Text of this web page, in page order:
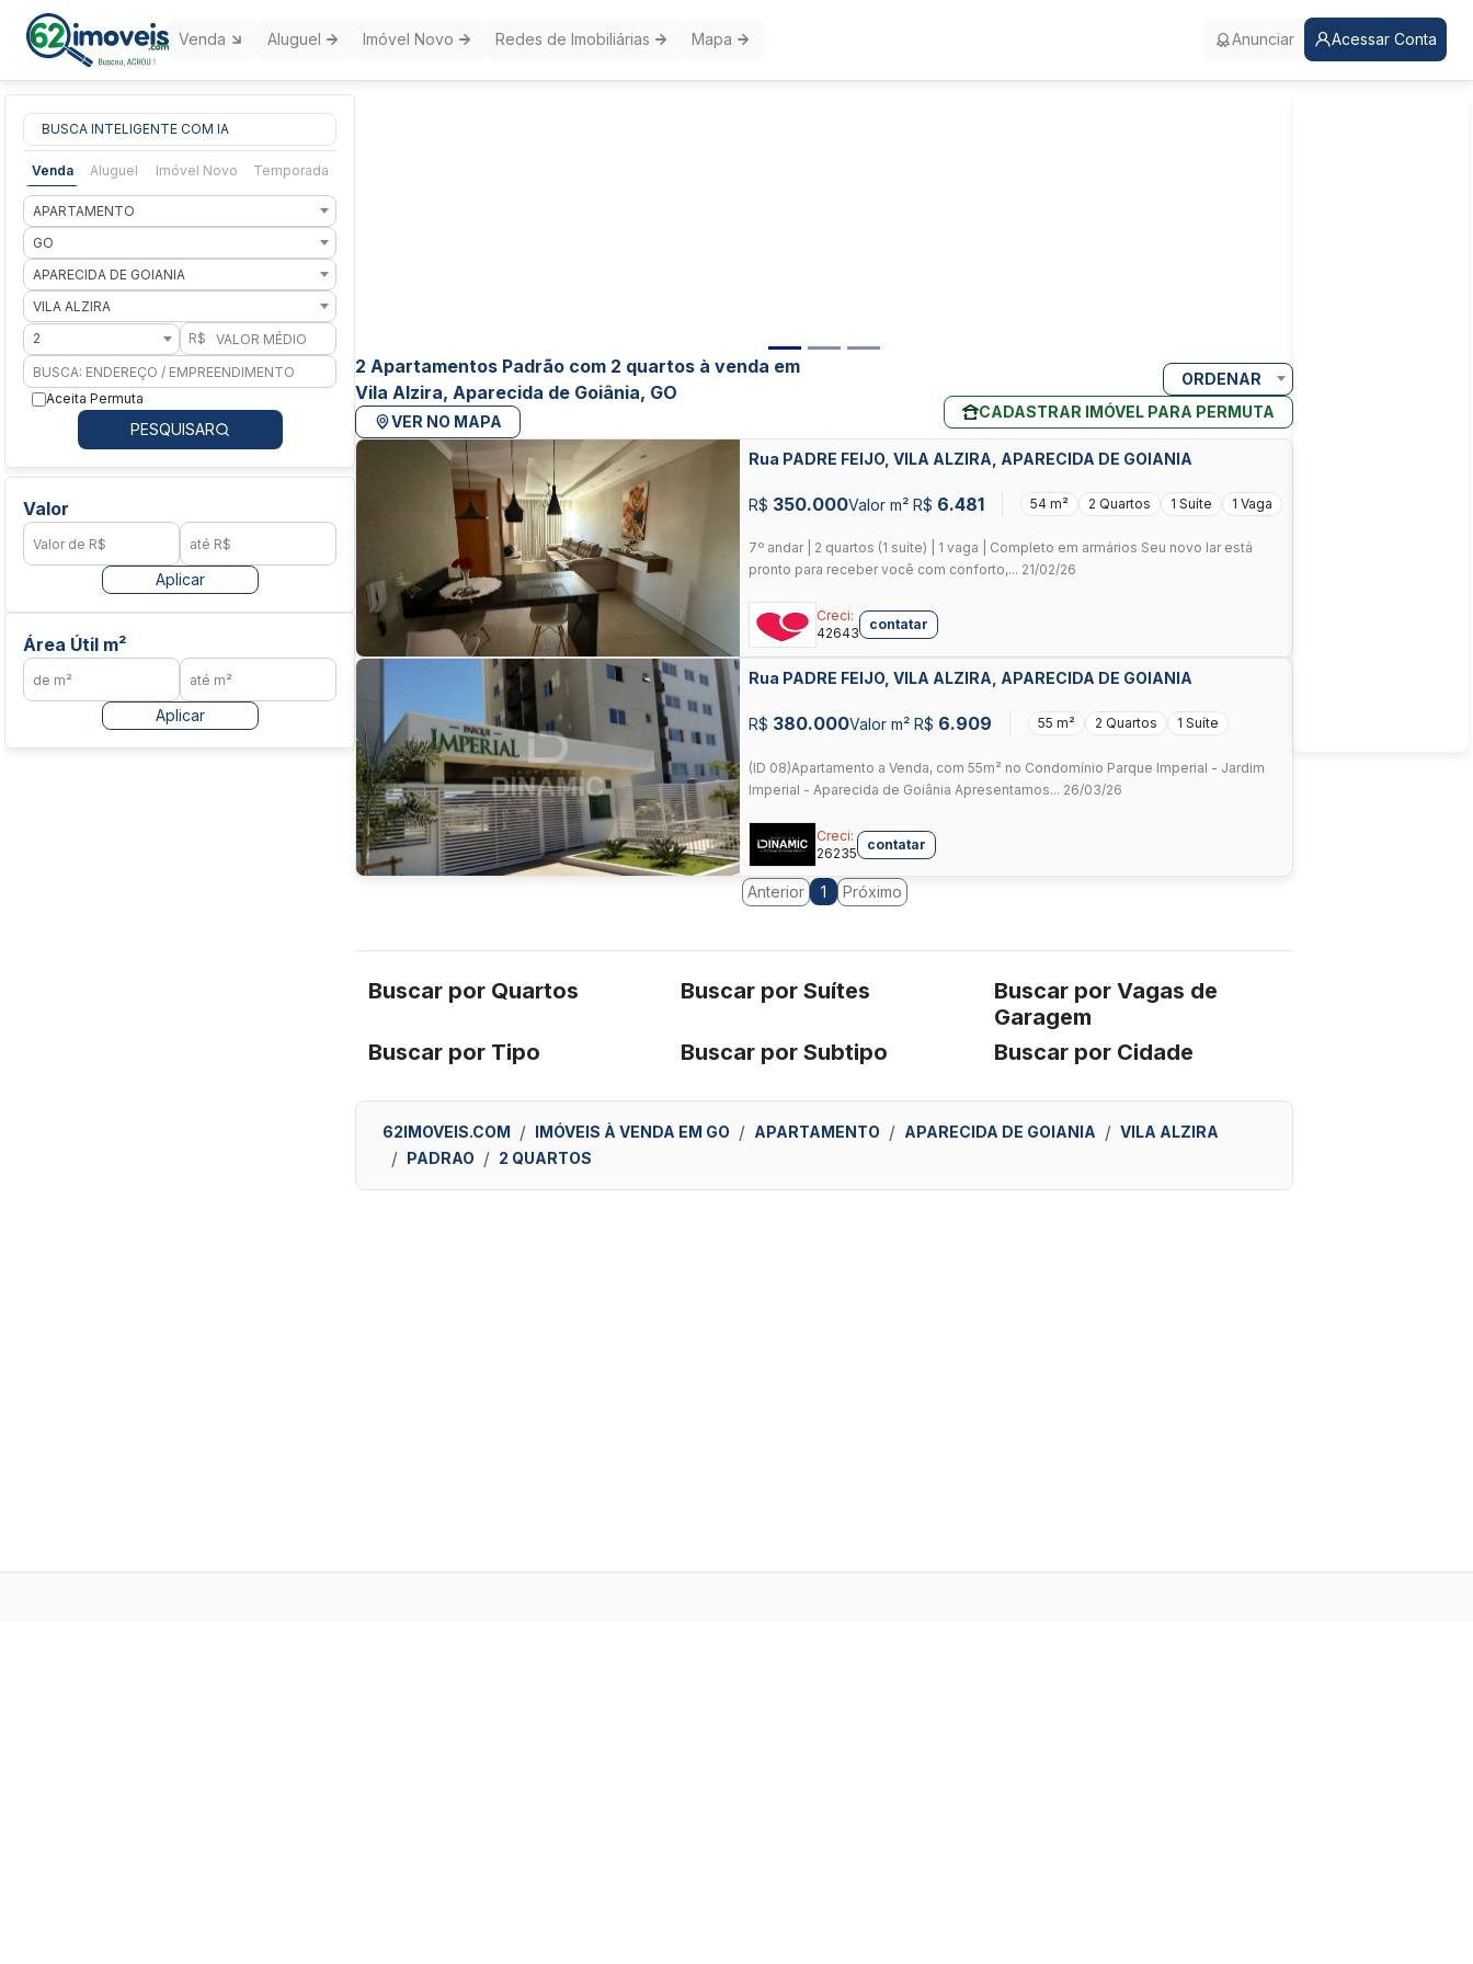
Venda Aluguel Imóvel Novo Redes de Imobiliárias Mapa Anunciar Acessar Conta
BUSCA INTELIGENTE COM IA
Venda Aluguel Imóvel Novo Temporada
APARTAMENTO
GO
APARECIDA DE GOIANIA
VILA ALZIRA
2
R$
Aceita Permuta
PESQUISAR
Valor
Aplicar
Área Útil m²
Aplicar
2 Apartamentos Padrão com 2 quartos à venda em
Vila Alzira, Aparecida de Goiânia, GO
VER NO MAPA
ORDENAR
CADASTRAR IMÓVEL PARA PERMUTA
Rua PADRE FEIJO, VILA ALZIRA, APARECIDA DE GOIANIA
R$ 350.000Valor m² R$ 6.481 54 m² 2 Quartos 1 Suíte 1 Vaga
7º andar | 2 quartos (1 suíte) | 1 vaga | Completo em armários Seu novo lar está
pronto para receber você com conforto,... 21/02/26
Creci:
42643
contatar
Rua PADRE FEIJO, VILA ALZIRA, APARECIDA DE GOIANIA
R$ 380.000Valor m² R$ 6.909 55 m² 2 Quartos 1 Suíte
(ID 08)Apartamento a Venda, com 55m² no Condomínio Parque Imperial - Jardim
Imperial - Aparecida de Goiânia Apresentamos... 26/03/26
Creci:
26235
contatar
Anterior 1 Próximo
Buscar por Quartos Buscar por Suítes
Buscar por Vagas de
Garagem
Buscar por Tipo
Buscar por Subtipo Buscar por Cidade
62IMOVEIS.COM IMÓVEIS À VENDA EM GO APARTAMENTO APARECIDA DE GOIANIA
VILA ALZIRA
PADRAO
2 QUARTOS